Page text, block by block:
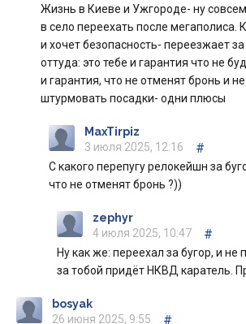
Жизнь в Киеве и Ужгороде- ну
в село переехать после мегаполиса.
и хочет безопасность- переезжает
оттуда: это тебе и гарантия что не
и гарантия, что не отменят бронь и
штурмовать посадки- одни плюсы
MaxTirpiz
3 июля 2025, 12:16
#
С какого перепугу релокейшн за
что не отменят бронь ?))
zephyr
4 июля 2025, 10:47
#
Ну как же: переехал за бугор, и не
за тобой придёт НКВД каратель.
bosyak
26 июня 2025, 9:55
#